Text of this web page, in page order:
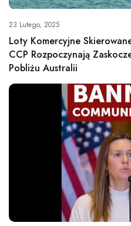
23 Lutego, 2025
Loty Komercyjne
CCP Rozpoczynają
Pobliżu Australii